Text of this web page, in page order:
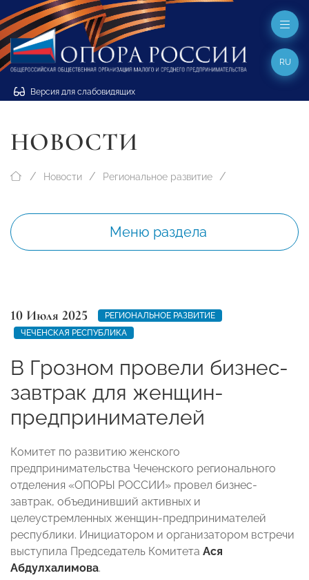
Версия для слабовидящих
RU
НОВОСТИ
Новости Региональное развитие
Меню раздела
10 Июля 2025
РЕГИОНАЛЬНОЕ РАЗВИТИЕ
ЧЕЧЕНСКАЯ РЕСПУБЛИКА
В Грозном провели бизнес-
завтрак для женщин-
предпринимателей
Комитет по развитию женского
предпринимательства Чеченского регионального
отделения «ОПОРЫ РОССИИ» провел бизнес-
завтрак, объединивший активных и
целеустремленных женщин-предпринимателей
республики. Инициатором и организатором встречи
выступила Председатель Комитета Ася
Абдулхалимова.